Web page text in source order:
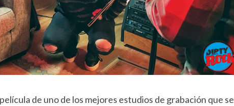
de uno de los mejores estudios de grabación que se